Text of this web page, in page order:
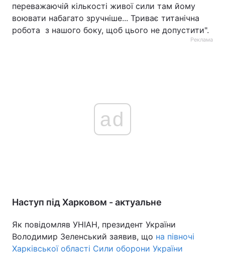
переважаючій кількості живої сили там йому
воювати набагато зручніше... Триває титанічна
робота з нашого боку, щоб цього не допустити".
Реклама
ad
Наступ під Харковом - актуальне
Як повідомляв УНІАН, президент України
Володимир Зеленський заявив, що на півночі
Харківської області Сили оборони України